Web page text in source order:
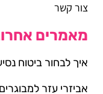
צור קשר
מאמרים
איך לבחור ביטוח
אביזרי עזר